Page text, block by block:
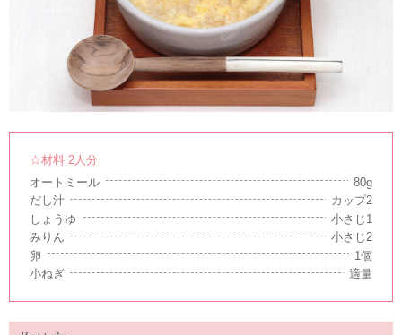
☆材料 2人分
オートミール
80g
だし汁
カップ2
しょうゆ
小さじ1
みりん
小さじ2
卵
1個
小ねぎ
適量